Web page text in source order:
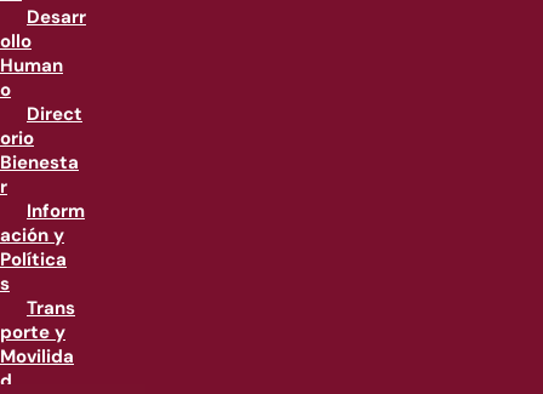
Desarr
ollo
Human
o
Direct
orio
Bienesta
r
Inform
ación y
Política
s
Trans
porte y
Movilida
d